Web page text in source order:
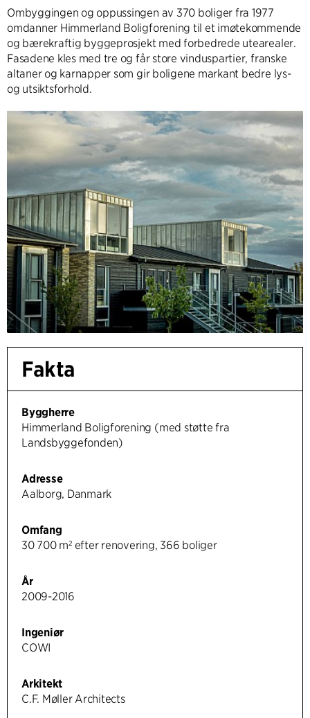
Ombyggingen og oppussingen av 370 boliger fra 1977
omdanner Himmerland Boligforening til et imøtekommende
og bærekraftig byggeprosjekt med forbedrede utearealer.
Fasadene kles med tre og får store vinduspartier, franske
altaner og karnapper som gir boligene markant bedre lys-
og utsiktsforhold.
Fakta
Byggherre
Himmerland Boligforening (med støtte fra
Landsbyggefonden)
Adresse
Aalborg, Danmark
Omfang
30 700 m² efter renovering, 366 boliger
År
2009-2016
Ingeniør
COWI
Arkitekt
C.F. Møller Architects